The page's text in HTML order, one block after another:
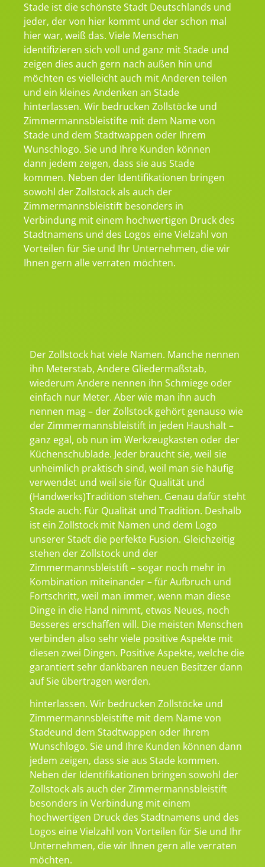
Stade ist die schönste Stadt Deutschlands und
jeder, der von hier kommt und der schon mal
hier war, weiß das. Viele Menschen
identifizieren sich voll und ganz mit Stade und
zeigen dies auch gern nach außen hin und
möchten es vielleicht auch mit Anderen teilen
und ein kleines Andenken an Stade
hinterlassen. Wir bedrucken Zollstöcke und
Zimmermannsbleistifte mit dem Name von
Stade und dem Stadtwappen oder Ihrem
Wunschlogo. Sie und Ihre Kunden können
dann jedem zeigen, dass sie aus Stade
kommen. Neben der Identifikationen bringen
sowohl der Zollstock als auch der
Zimmermannsbleistift besonders in
Verbindung mit einem hochwertigen Druck des
Stadtnamens und des Logos eine Vielzahl von
Vorteilen für Sie und Ihr Unternehmen, die wir
Ihnen gern alle verraten möchten.
Der Zollstock hat viele Namen. Manche nennen
ihn Meterstab, Andere Gliedermaßstab,
wiederum Andere nennen ihn Schmiege oder
einfach nur Meter. Aber wie man ihn auch
nennen mag – der Zollstock gehört genauso wie
der Zimmermannsbleistift in jeden Haushalt –
ganz egal, ob nun im Werkzeugkasten oder der
Küchenschublade. Jeder braucht sie, weil sie
unheimlich praktisch sind, weil man sie häufig
verwendet und weil sie für Qualität und
(Handwerks)Tradition stehen. Genau dafür steht
Stade auch: Für Qualität und Tradition. Deshalb
ist ein Zollstock mit Namen und dem Logo
unserer Stadt die perfekte Fusion. Gleichzeitig
stehen der Zollstock und der
Zimmermannsbleistift – sogar noch mehr in
Kombination miteinander – für Aufbruch und
Fortschritt, weil man immer, wenn man diese
Dinge in die Hand nimmt, etwas Neues, noch
Besseres erschaffen will. Die meisten Menschen
verbinden also sehr viele positive Aspekte mit
diesen zwei Dingen. Positive Aspekte, welche die
garantiert sehr dankbaren neuen Besitzer dann
auf Sie übertragen werden.
hinterlassen. Wir bedrucken Zollstöcke und
Zimmermannsbleistifte mit dem Name von
Stadeund dem Stadtwappen oder Ihrem
Wunschlogo. Sie und Ihre Kunden können dann
jedem zeigen, dass sie aus Stade kommen.
Neben der Identifikationen bringen sowohl der
Zollstock als auch der Zimmermannsbleistift
besonders in Verbindung mit einem
hochwertigen Druck des Stadtnamens und des
Logos eine Vielzahl von Vorteilen für Sie und Ihr
Unternehmen, die wir Ihnen gern alle verraten
möchten.